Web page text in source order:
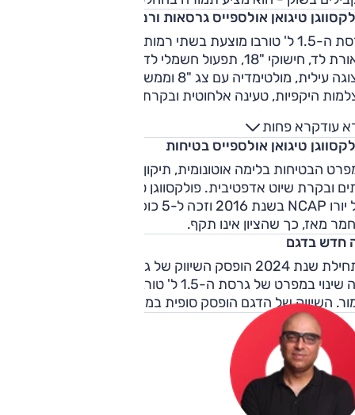
טיגואן אולספייס גרסאות ורמות גימור
גרסת ה-1.5 ל' טורבו מוצעת בשתי רמות גימור. 'אלגנס', הכוללת
תאורת לד, חישוקי "18, תפעול חשמלי לדלת תא המטען, מפתח
תצוגה עילית, מולטימדיה עם צג "8 וממשק קארפלי, מחוונים
היקפיות, טעינה אלחוטית ובקרת אקלים תלת-אזורית.
הזעזועים, חישוקי "19, ריפוד עור ותפעול חשמלי למושבים הקדמיים
עודקרא פחות
טיגואן אולספייס בטיחות
הבטיחות בלימה אוטונומית, תיקון סטייה מנתיב, ניטור
ובקרת שיוט אדפטיבית. פולקסווגן טיגואן נבדק במבחן
של יורו NCAP בשנת 2016 וזכה ל-5 כוכבים, אך פרוטוקול המבחן
מאז, כך שהציון אינו תקף.
חדש בדגם
היה שינוי במפרט של גרסת ה-1.5 ל' טורבו ששווקה בשתי רמות
השיווק של הדגם הופסק סופית במהלך שנה זו.